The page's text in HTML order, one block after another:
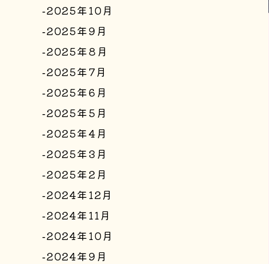
2025年10月
2025年9月
2025年8月
2025年7月
2025年6月
2025年5月
2025年4月
2025年3月
2025年2月
2024年12月
2024年11月
2024年10月
2024年9月